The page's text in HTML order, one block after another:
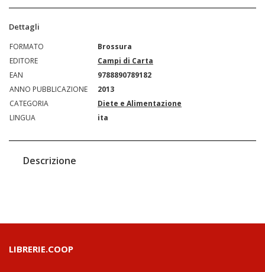
Dettagli
FORMATO
Brossura
EDITORE
Campi di Carta
EAN
9788890789182
ANNO PUBBLICAZIONE
2013
CATEGORIA
Diete e Alimentazione
LINGUA
ita
Descrizione
LIBRERIE.COOP